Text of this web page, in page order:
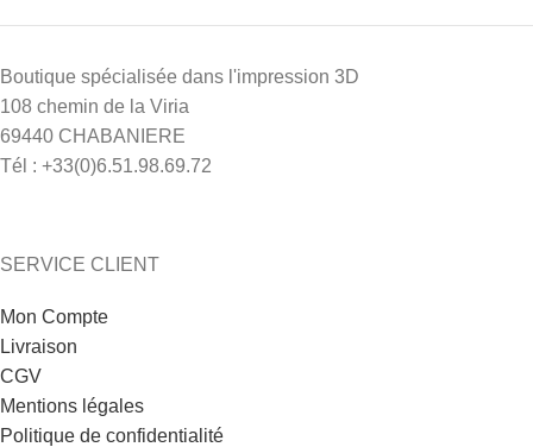
Boutique spécialisée dans l'impression 3D
108 chemin de la Viria
69440 CHABANIERE
Tél : +33(0)6.51.98.69.72
SERVICE CLIENT
Mon Compte
Livraison
CGV
Mentions légales
Politique de confidentialité